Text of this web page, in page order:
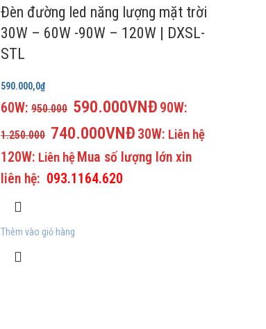
Đèn đường led năng lượng mặt trời
30W – 60W -90W – 120W | DXSL-
STL
590.000,0₫
60W: 950.000 590.000VNĐ 90W:
1.250.000 740.000VNĐ 30W: Liên hệ
120W: Liên hệ Mua số lượng lớn xin
liên hệ: 093.1164.620
Thêm vào giỏ hàng